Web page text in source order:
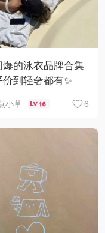
爆的泳衣品牌合集
价到轻奢都有✨
小草 16 6